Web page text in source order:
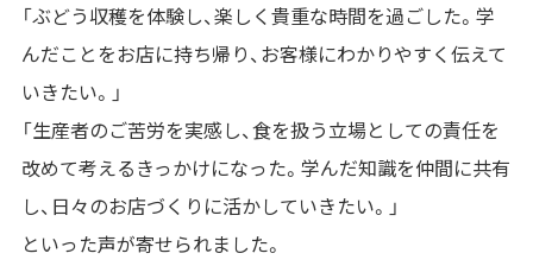
「ぶどう収穫を体験し、楽しく貴重な時間を過ごした。学
んだことをお店に持ち帰り、お客様にわかりやすく伝えて
いきたい。」
「生産者のご苦労を実感し、食を扱う立場としての責任を
改めて考えるきっかけになった。学んだ知識を仲間に共有
し、日々のお店づくりに活かしていきたい。」
といった声が寄せられました。